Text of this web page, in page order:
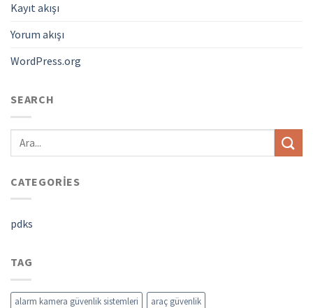
Kayıt akışı
Yorum akışı
WordPress.org
SEARCH
CATEGORIES
pdks
TAG
alarm kamera güvenlik sistemleri
araç güvenlik